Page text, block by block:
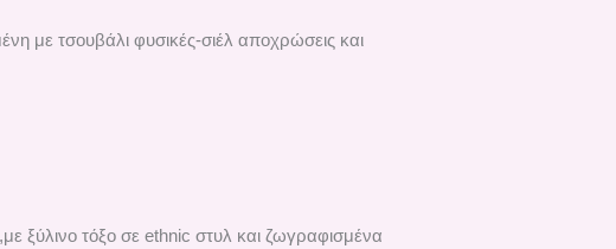
με τσουβάλι φυσικές-σιέλ αποχρώσεις και
ξύλινο τόξο σε ethnic στυλ και ζωγραφισμένα